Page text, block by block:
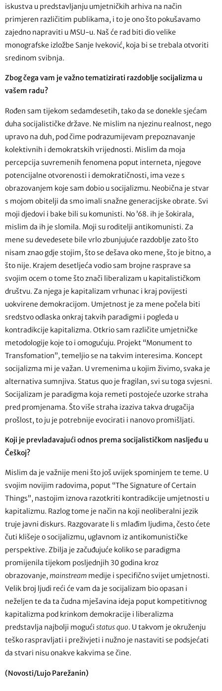
iskustva u predstavljanju umjetničkih arhiva na način
primjeren različitim publikama, i to je ono što pokušavamo
zajedno napraviti u MSU-u. Naš će rad biti dio velike
monografske izložbe Sanje Iveković, koja bi se trebala otvoriti
sredinom svibnja.
Zbog čega vam je važno tematizirati razdoblje socijalizma u
vašem radu?
Rođen sam tijekom sedamdesetih, tako da se donekle sjećam
duha socijalističke države. Ne mislim na njezinu realnost, nego
upravo na duh, pod čime podrazumijevam prepoznavanje
kolektivnih i demokratskih vrijednosti. Mislim da moja
percepcija suvremenih fenomena poput interneta, njegove
potencijalne otvorenosti i demokratičnosti, ima veze s
obrazovanjem koje sam dobio u socijalizmu. Neobična je stvar
s mojom obitelji da smo imali snažne generacijske obrate. Svi
moji djedovi i bake bili su komunisti. No ’68. ih je šokirala,
mislim da ih je slomila. Moji su roditelji antikomunisti. Za
mene su devedesete bile vrlo zbunjujuće razdoblje zato što
nisam znao gdje stojim, što se dešava oko mene, što je bitno, a
što nije. Krajem desetljeća vodio sam brojne rasprave sa
svojim ocem o tome što znači liberalizam u kapitalističkom
društvu. Za njega je kapitalizam vrhunac i kraj povijesti
uokvirene demokracijom. Umjetnost je za mene počela biti
sredstvo odlaska onkraj takvih paradigmi i pogleda u
kontradikcije kapitalizma. Otkrio sam različite umjetničke
metodologije koje to i omogućuju. Projekt “Monument to
Transfomation”, temeljio se na takvim interesima. Koncept
socijalizma mi je važan. U vremenima u kojim živimo, svaka je
alternativa sumnjiva. Status quo je fragilan, svi su toga svjesni.
Socijalizam je paradigma koja remeti postojeće uzorke straha
pred promjenama. Što više straha izaziva takva drugačija
prošlost, to ju je potrebnije evocirati i nanovo promišljati.
Koji je prevladavajući odnos prema socijalističkom nasljeđu u
Češkoj?
Mislim da je važnije meni što još uvijek spominjem te teme. U
svojim novijim radovima, poput “The Signature of Certain
Things”, nastojim iznova razotkriti kontradikcije umjetnosti u
kapitalizmu. Razlog tome je način na koji neoliberalni jezik
truje javni diskurs. Razgovarate li s mlađim ljudima, često ćete
čuti klišeje o socijalizmu, uglavnom iz antikomunističke
perspektive. Zbilja je začuđujuće koliko se paradigma
promijenila tijekom posljednjih 30 godina kroz
obrazovanje, mainstream medije i specifično svijet umjetnosti.
Velik broj ljudi reći će vam da je socijalizam bio opasan i
neželjen te da ta čudna mješavina ideja poput kompetitivnog
kapitalizma pod krinkom demokracije i liberalizma
predstavlja najbolji mogući status quo. U takvom je okruženju
teško raspravljati i preživjeti i nužno je nastaviti se podsjećati
da stvari nisu onakve kakvima se čine.
(Novosti/Lujo Parežanin)